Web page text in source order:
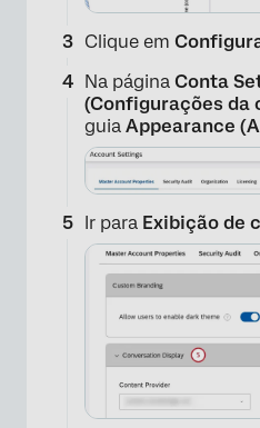
Clique em
Na página Conta
(Configurações da
guia Appearance
Ir para Exibição de